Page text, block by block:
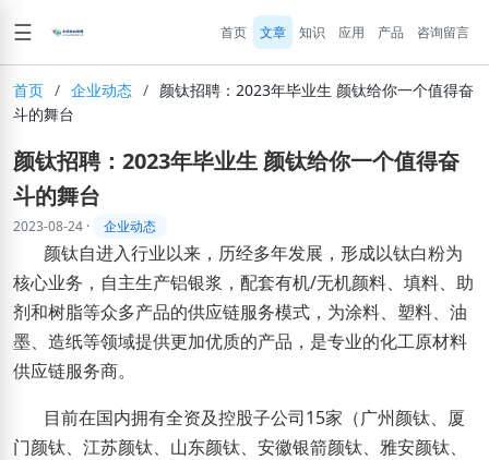
☰ 首页 文章 知识 应用 产品 咨询留言
首页 / 企业动态 / 颜钛招聘：2023年毕业生 颜钛给你一个值得奋
斗的舞台
颜钛招聘：2023年毕业生 颜钛给你一个值得奋
斗的舞台
2023-08-24 · 企业动态
颜钛自进入行业以来，历经多年发展，形成以钛白粉为
核心业务，自主生产铝银浆，配套有机/无机颜料、填料、助
剂和树脂等众多产品的供应链服务模式，为涂料、塑料、油
墨、造纸等领域提供更加优质的产品， 是专业的化工原材料
供应链服务商。
目前在国内拥有全资及控股子公司15家（广州颜钛、厦
门颜钛、江苏颜钛、山东颜钛、安徽银箭颜钛、雅安颜钛、